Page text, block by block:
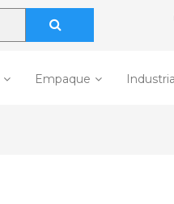
Empaque